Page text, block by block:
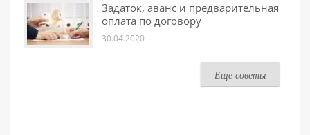
Задаток, аванс и предварительная
оплата по договору
30.04.2020
Еще советы